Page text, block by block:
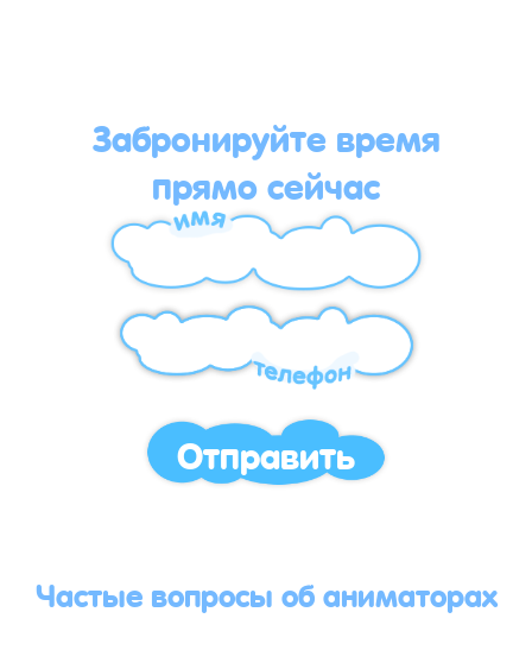
Забронируйте время
прямо сейчас
Отправить
Частые вопросы об аниматорах